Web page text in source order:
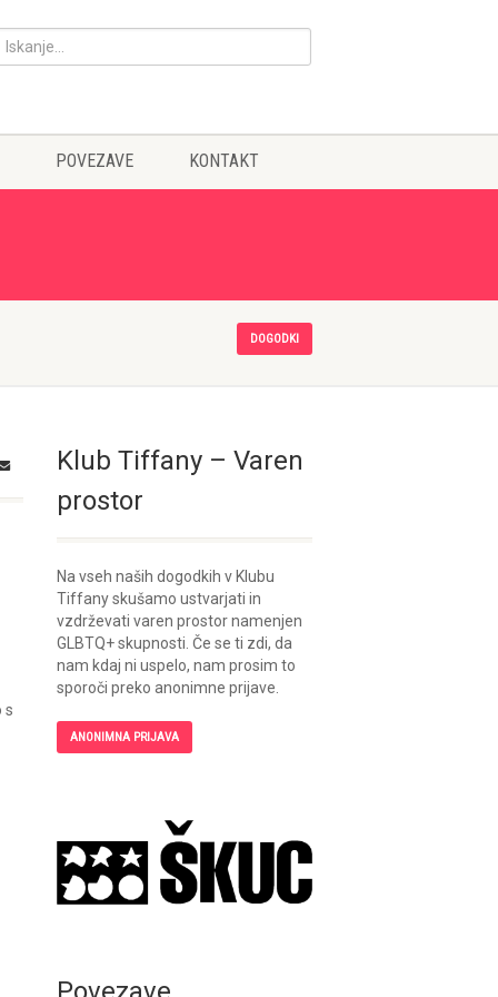
POVEZAVE KONTAKT
DOGODKI
s
Klub Tiffany – Varen
prostor
Na vseh naših dogodkih v Klubu
Tiffany skušamo ustvarjati in
vzdrževati varen prostor namenjen
GLBTQ+ skupnosti. Če se ti zdi, da
nam kdaj ni uspelo, nam prosim to
sporoči preko anonimne prijave.
ANONIMNA PRIJAVA